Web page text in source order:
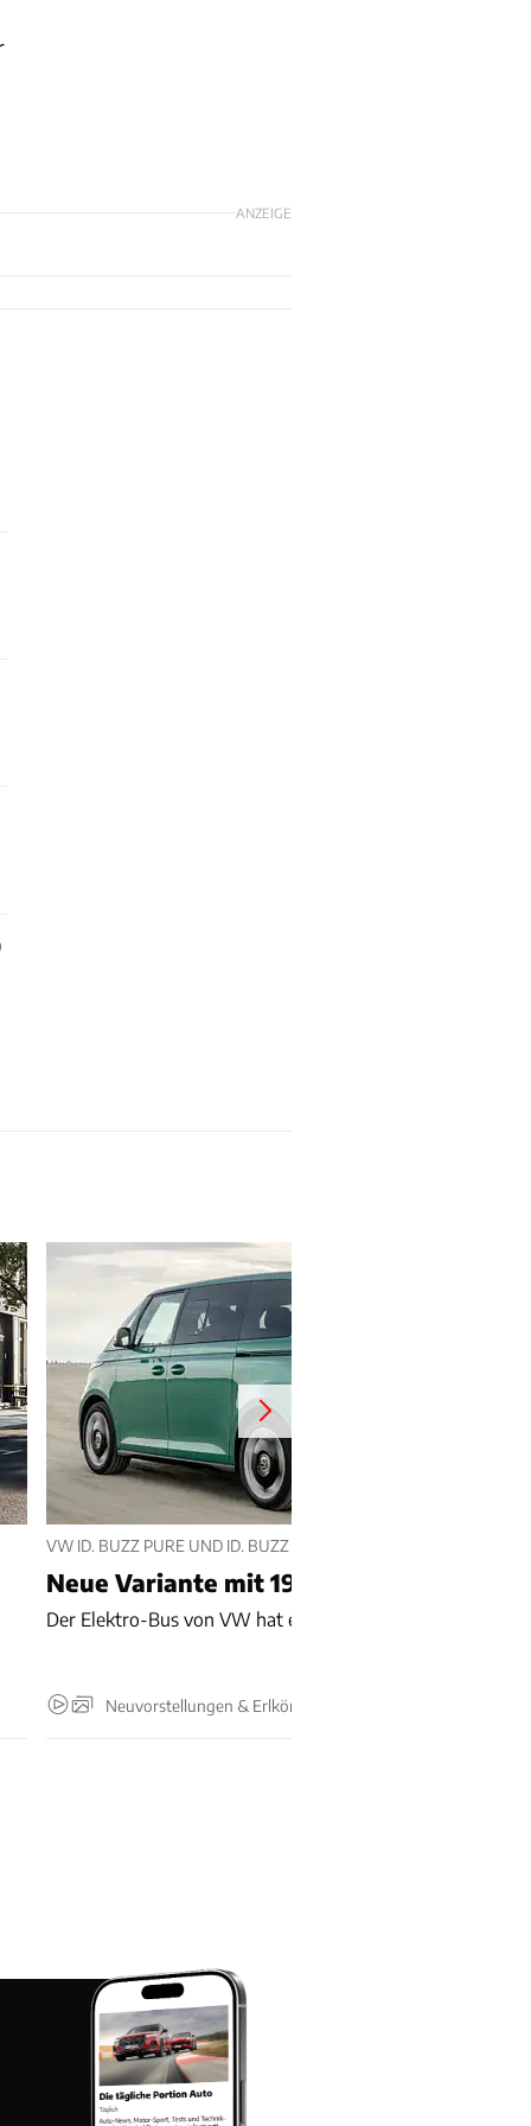
ANZEIGE
VW ID. BUZZ PURE UND ID. BUZZ PURE CARGO
Neue Variante mit 190 PS und 58 kWh
Der Elektro-Bus von VW hat eine neue Basisvariante.
Neuvorstellungen & Erlkönige